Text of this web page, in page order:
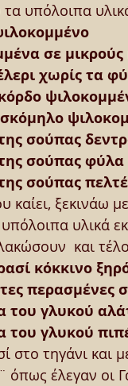
υπόλοιπα
σε
χωρίς τα
σούπας
σούπας
σούπας
καίει, ξεκινάω
υλικά
και
κόκκινο
περασμένες
του γλυκού
του γλυκού
στο τηγάνι
όπως έλεγαν οι